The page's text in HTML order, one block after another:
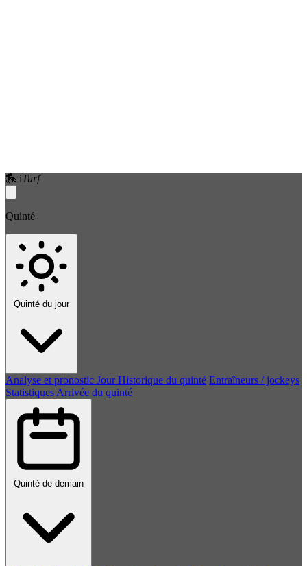
🏇 iTurf
Quinté
Quinté du jour
Analyse et pronostic Jour Historique du quinté Entraîneurs / jockeys
Statistiques Arrivée du quinté
Quinté de demain